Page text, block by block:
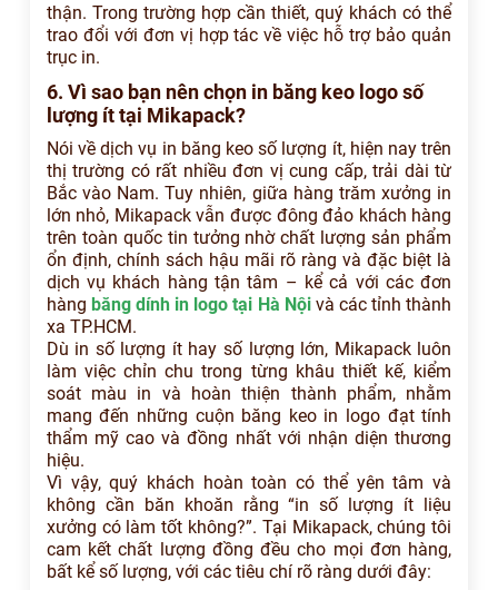
thận. Trong trường hợp cần thiết, quý khách có thể
trao đổi với đơn vị hợp tác về việc hỗ trợ bảo quản
trục in.
6. Vì sao bạn nên chọn in băng keo logo số
lượng ít tại Mikapack?
Nói về dịch vụ in băng keo số lượng ít, hiện nay trên
thị trường có rất nhiều đơn vị cung cấp, trải dài từ
Bắc vào Nam. Tuy nhiên, giữa hàng trăm xưởng in
lớn nhỏ, Mikapack vẫn được đông đảo khách hàng
trên toàn quốc tin tưởng nhờ chất lượng sản phẩm
ổn định, chính sách hậu mãi rõ ràng và đặc biệt là
dịch vụ khách hàng tận tâm – kể cả với các đơn
hàng băng dính in logo tại Hà Nộivà các tỉnh thành
xa TP.HCM.
Dù in số lượng ít hay số lượng lớn, Mikapack luôn
làm việc chỉn chu trong từng khâu thiết kế, kiểm
soát màu in và hoàn thiện thành phẩm, nhằm
mang đến những cuộn băng keo in logo đạt tính
thẩm mỹ cao và đồng nhất với nhận diện thương
hiệu.
Vì vậy, quý khách hoàn toàn có thể yên tâm và
không cần băn khoăn rằng “in số lượng ít liệu
xưởng có làm tốt không?”. Tại Mikapack, chúng tôi
cam kết chất lượng đồng đều cho mọi đơn hàng,
bất kể số lượng, với các tiêu chí rõ ràng dưới đây: